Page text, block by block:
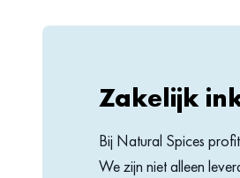
keuken toegepast. Het stofje
PANEERMEEL PIKANT
Zakelijk
Bij Natural Spices
We zijn niet alleen